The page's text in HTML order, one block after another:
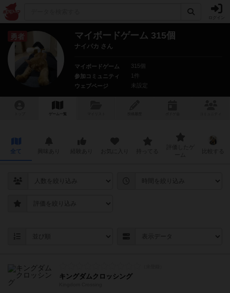
勇者 マイボードゲーム 315個
ナイパカ さん
マイボードゲーム
315個
参加コミュニティ
1件
ウェブページ
未設定
ゲーム一覧
全て
キングダムクロッシング